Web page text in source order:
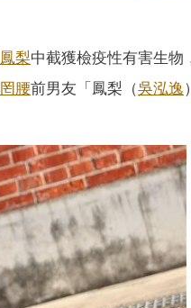
鳳梨中截獲檢疫性有害生物
罔腰前男友「鳳梨（吳泓逸